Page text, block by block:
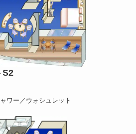
S2
ワー／ウォシュレット